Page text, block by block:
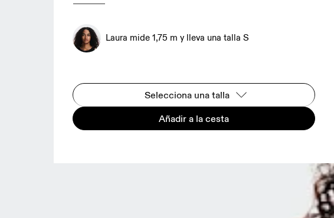
Laura mide 1,75 m y lleva una talla S
Selecciona una talla
Añadir a la cesta